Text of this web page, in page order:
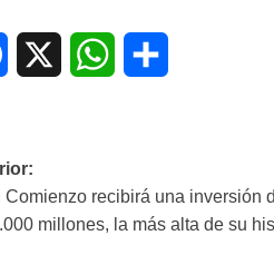
Facebook WhatsApp
Comienzo recibirá una inversión
millones, la más alta de su